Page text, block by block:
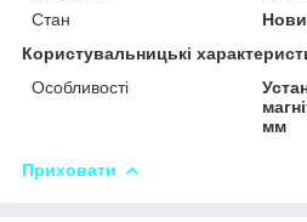
Стан
Користувальницькі
Особливості
мм
Приховати